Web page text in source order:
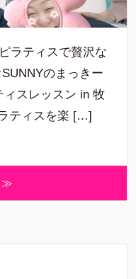
ラティスで贅沢な
のまっきー
スレッスン in 牧
ティスを楽 […]
≫